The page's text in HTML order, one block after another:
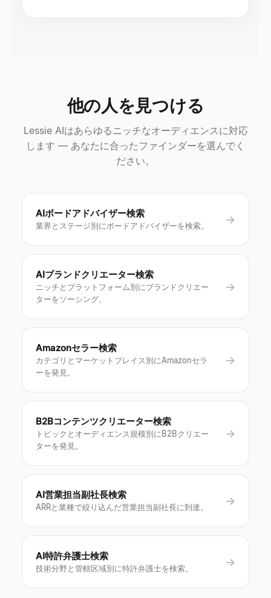
他の人を見つける
Lessie AIはあらゆるニッチなオーディエンスに対応
します — あなたに合ったファインダーを選んでく
ださい。
AIボードアドバイザー検索
業界とステージ別にボードアドバイザーを検索。
→
AIブランドクリエーター検索
ニッチとプラットフォーム別にブランドクリエー
ターをソーシング。
→
Amazonセラー検索
カテゴリとマーケットプレイス別にAmazonセラ
ーを発見。
→
B2Bコンテンツクリエーター検索
トピックとオーディエンス規模別にB2Bクリエー
ターを発見。
→
AI営業担当副社長検索
ARRと業種で絞り込んだ営業担当副社長に到達。
→
AI特許弁護士検索
技術分野と管轄区域別に特許弁護士を検索。
→